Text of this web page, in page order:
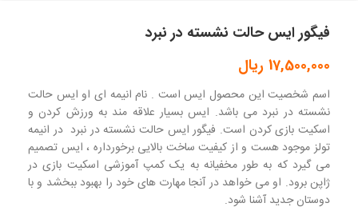
فیگور ایس حالت نشسته در نبرد
17,500,000 ریال
اسم شخصیت این محصول ایس است . نام انیمه ای او ایس حالت
نشسته در نبرد می باشد. ایس بسیار علاقه مند به ورزش کردن و
اسکیت بازی کردن است. فیگور ایس حالت نشسته در نبرد در انیمه
تولز موجود هست و از کیفیت ساخت بالایی برخورداره ، ایس تصمیم
می گیرد که به طور مخفیانه به یک کمپ آموزشی اسکیت بازی در
ژاپن برود. او می خواهد در آنجا مهارت های خود را بهبود ببخشد و با
دوستان جدید آشنا شود.